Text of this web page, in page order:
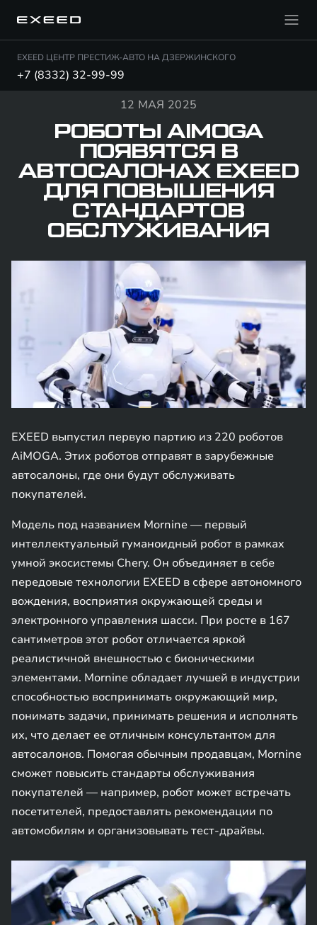
EXEED ЦЕНТР ПРЕСТИЖ-АВТО НА ДЗЕРЖИНСКОГО
+7 (8332) 32-99-99
12 МАЯ 2025
РОБОТЫ AIMOGA
ПОЯВЯТСЯ В
АВТОСАЛОНАХ EXEED
ДЛЯ ПОВЫШЕНИЯ
СТАНДАРТОВ
ОБСЛУЖИВАНИЯ
EXEED выпустил первую партию из 220 роботов
AiMOGA. Этих роботов отправят в зарубежные
автосалоны, где они будут обслуживать
покупателей.
Модель под названием Mornine — первый
интеллектуальный гуманоидный робот в рамках
умной экосистемы Chery. Он объединяет в себе
передовые технологии EXEED в сфере автономного
вождения, восприятия окружающей среды и
электронного управления шасси. При росте в 167
сантиметров этот робот отличается яркой
реалистичной внешностью с бионическими
элементами. Mornine обладает лучшей в индустрии
способностью воспринимать окружающий мир,
понимать задачи, принимать решения и исполнять
их, что делает ее отличным консультантом для
автосалонов. Помогая обычным продавцам, Mornine
сможет повысить стандарты обслуживания
покупателей — например, робот может встречать
посетителей, предоставлять рекомендации по
автомобилям и организовывать тест-драйвы.